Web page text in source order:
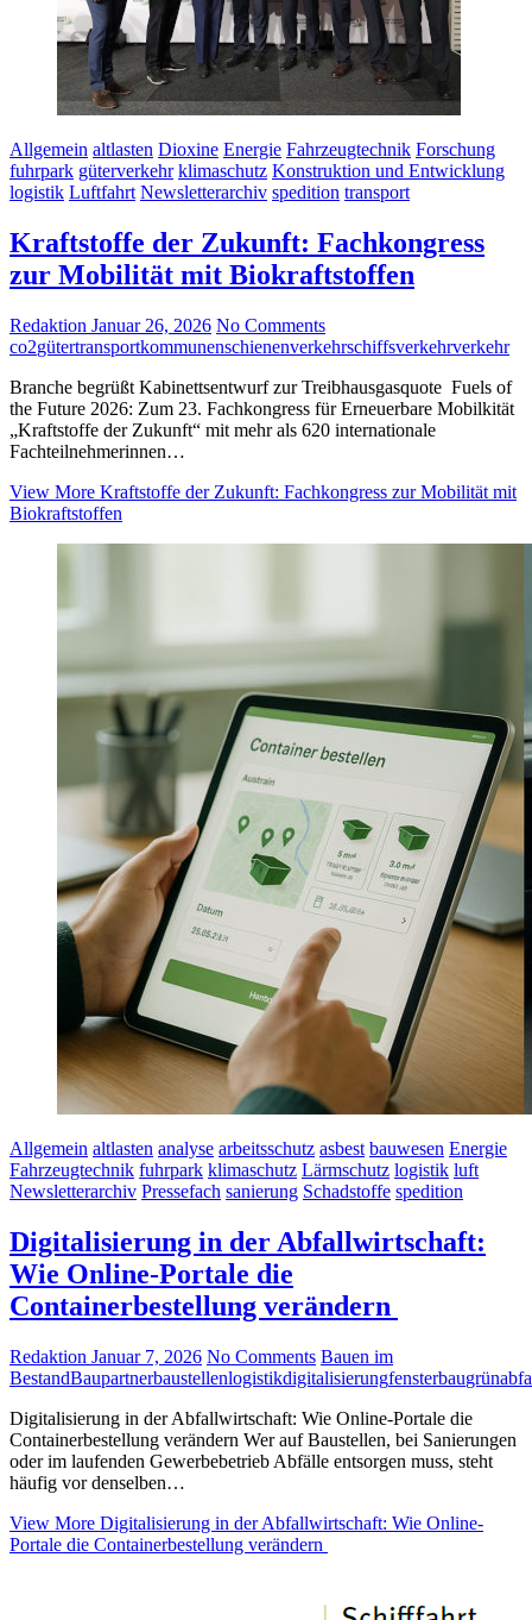
Allgemein altlasten Dioxine Energie Fahrzeugtechnik Forschung
fuhrpark güterverkehr klimaschutz Konstruktion und Entwicklung
logistik Luftfahrt Newsletterarchiv spedition transport
Kraftstoffe der Zukunft: Fachkongress
zur Mobilität mit Biokraftstoffen
Redaktion Januar 26, 2026 No Comments
co2gütertransportkommunenschienenverkehrschiffsverkehrverkehr
Branche begrüßt Kabinettsentwurf zur Treibhausgasquote Fuels of
the Future 2026: Zum 23. Fachkongress für Erneuerbare Mobilkität
„Kraftstoffe der Zukunft“ mit mehr als 620 internationale
Fachteilnehmerinnen…
View More Kraftstoffe der Zukunft: Fachkongress zur Mobilität mit
Biokraftstoffen
Allgemein altlasten analyse arbeitsschutz asbest bauwesen Energie
Fahrzeugtechnik fuhrpark klimaschutz Lärmschutz logistik luft
Newsletterarchiv Pressefach sanierung Schadstoffe spedition
Digitalisierung in der Abfallwirtschaft:
Wie Online-Portale die
Containerbestellung verändern
Redaktion Januar 7, 2026 No Comments Bauen im
BestandBaupartnerbaustellenlogistikdigitalisierungfensterbau
Digitalisierung in der Abfallwirtschaft: Wie Online-Portale die
Containerbestellung verändern Wer auf Baustellen, bei Sanierungen
oder im laufenden Gewerbebetrieb Abfälle entsorgen muss, steht
häufig vor denselben…
View More Digitalisierung in der Abfallwirtschaft: Wie Online-
Portale die Containerbestellung verändern